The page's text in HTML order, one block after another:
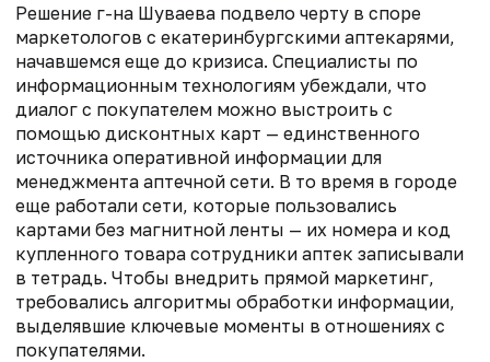
Решение г-на Шуваева подвело черту в споре
маркетологов с екатеринбургскими аптекарями,
начавшемся еще до кризиса. Специалисты по
информационным технологиям убеждали, что
диалог с покупателем можно выстроить с
помощью дисконтных карт — единственного
источника оперативной информации для
менеджмента аптечной сети. В то время в городе
еще работали сети, которые пользовались
картами без магнитной ленты — их номера и код
купленного товара сотрудники аптек записывали
в тетрадь. Чтобы внедрить прямой маркетинг,
требовались алгоритмы обработки информации,
выделявшие ключевые моменты в отношениях с
покупателями.